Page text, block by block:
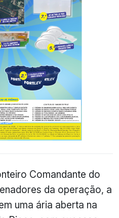
Comandante do
da operação, a
uma ária aberta na